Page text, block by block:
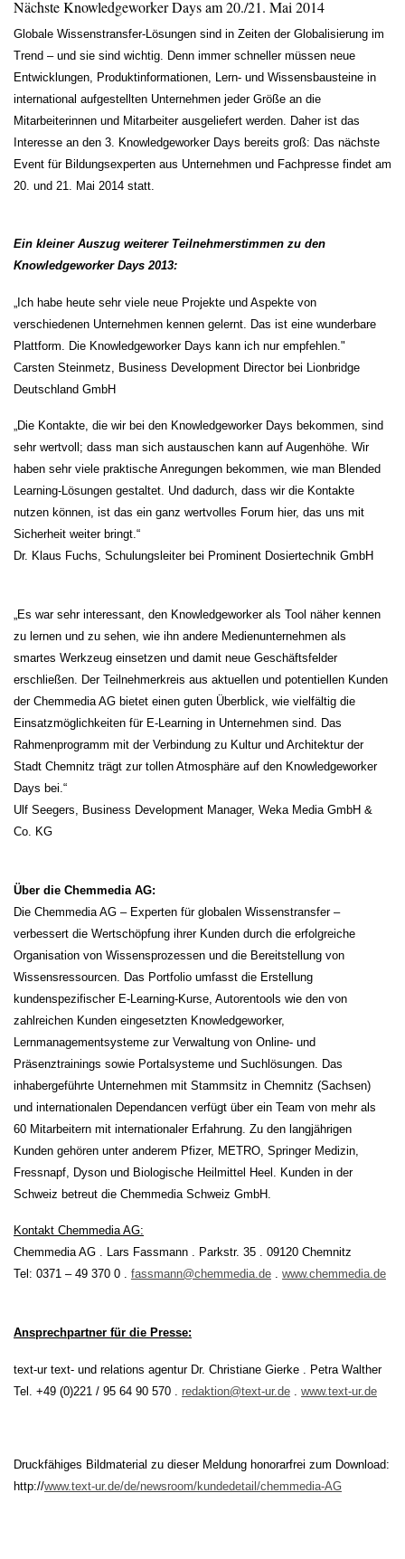
Nächste Knowledgeworker Days am 20./21. Mai 2014
Globale Wissenstransfer-Lösungen sind in Zeiten der Globalisierung im
Trend – und sie sind wichtig. Denn immer schneller müssen neue
Entwicklungen, Produktinformationen, Lern- und Wissensbausteine in
international aufgestellten Unternehmen jeder Größe an die
Mitarbeiterinnen und Mitarbeiter ausgeliefert werden. Daher ist das
Interesse an den 3. Knowledgeworker Days bereits groß: Das nächste
Event für Bildungsexperten aus Unternehmen und Fachpresse findet am
20. und 21. Mai 2014 statt.
Ein kleiner Auszug weiterer Teilnehmerstimmen zu den
Knowledgeworker Days 2013:
„Ich habe heute sehr viele neue Projekte und Aspekte von
verschiedenen Unternehmen kennen gelernt. Das ist eine wunderbare
Plattform. Die Knowledgeworker Days kann ich nur empfehlen."
Carsten Steinmetz, Business Development Director bei Lionbridge
Deutschland GmbH
„Die Kontakte, die wir bei den Knowledgeworker Days bekommen, sind
sehr wertvoll; dass man sich austauschen kann auf Augenhöhe. Wir
haben sehr viele praktische Anregungen bekommen, wie man Blended
Learning-Lösungen gestaltet. Und dadurch, dass wir die Kontakte
nutzen können, ist das ein ganz wertvolles Forum hier, das uns mit
Sicherheit weiter bringt.“
Dr. Klaus Fuchs, Schulungsleiter bei Prominent Dosiertechnik GmbH
„Es war sehr interessant, den Knowledgeworker als Tool näher kennen
zu lernen und zu sehen, wie ihn andere Medienunternehmen als
smartes Werkzeug einsetzen und damit neue Geschäftsfelder
erschließen. Der Teilnehmerkreis aus aktuellen und potentiellen Kunden
der Chemmedia AG bietet einen guten Überblick, wie vielfältig die
Einsatzmöglichkeiten für E-Learning in Unternehmen sind. Das
Rahmenprogramm mit der Verbindung zu Kultur und Architektur der
Stadt Chemnitz trägt zur tollen Atmosphäre auf den Knowledgeworker
Days bei.“
Ulf Seegers, Business Development Manager, Weka Media GmbH &
Co. KG
Über die Chemmedia AG:
Die Chemmedia AG – Experten für globalen Wissenstransfer –
verbessert die Wertschöpfung ihrer Kunden durch die erfolgreiche
Organisation von Wissensprozessen und die Bereitstellung von
Wissensressourcen. Das Portfolio umfasst die Erstellung
kundenspezifischer E-Learning-Kurse, Autorentools wie den von
zahlreichen Kunden eingesetzten Knowledgeworker,
Lernmanagementsysteme zur Verwaltung von Online- und
Präsenztrainings sowie Portalsysteme und Suchlösungen. Das
inhabergeführte Unternehmen mit Stammsitz in Chemnitz (Sachsen)
und internationalen Dependancen verfügt über ein Team von mehr als
60 Mitarbeitern mit internationaler Erfahrung. Zu den langjährigen
Kunden gehören unter anderem Pfizer, METRO, Springer Medizin,
Fressnapf, Dyson und Biologische Heilmittel Heel. Kunden in der
Schweiz betreut die Chemmedia Schweiz GmbH.
Kontakt Chemmedia AG:
Chemmedia AG . Lars Fassmann . Parkstr. 35 . 09120 Chemnitz
Tel: 0371 – 49 370 0 . fassmann@chemmedia.de . www.chemmedia.de
Ansprechpartner für die Presse:
text-ur text- und relations agentur Dr. Christiane Gierke . Petra Walther
Tel. +49 (0)221 / 95 64 90 570 . redaktion@text-ur.de www.text-ur.de
Druckfähiges Bildmaterial zu dieser Meldung honorarfrei zum Download:
http://www.text-ur.de/de/newsroom/kundedetail/chemmedia-AG